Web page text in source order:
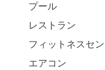
プール
レストラン
フィットネスセ
エアコン